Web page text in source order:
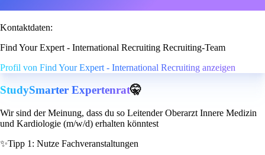
Kontaktdaten:
Find Your Expert - International Recruiting Recruiting-Team
Profil von Find Your Expert - International Recruiting anzeigen
StudySmarter Expertenrat🤫
Wir sind der Meinung, dass du so Leitender Oberarzt Innere Medizin
und Kardiologie (m/w/d) erhalten könntest
✨Tipp 1: Nutze Fachveranstaltungen